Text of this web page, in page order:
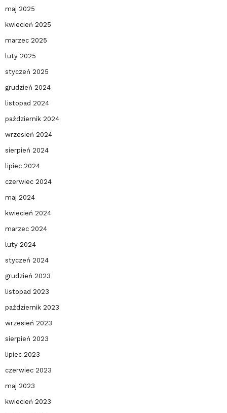
maj 2025
kwiecień 2025
marzec 2025
luty 2025
styczeń 2025
grudzień 2024
listopad 2024
październik 2024
wrzesień 2024
sierpień 2024
lipiec 2024
czerwiec 2024
maj 2024
kwiecień 2024
marzec 2024
luty 2024
styczeń 2024
grudzień 2023
listopad 2023
październik 2023
wrzesień 2023
sierpień 2023
lipiec 2023
czerwiec 2023
maj 2023
kwiecień 2023